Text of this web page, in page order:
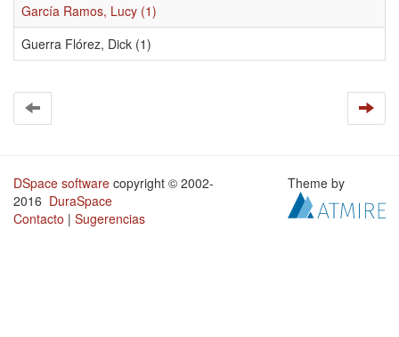
García Ramos, Lucy (1)
Guerra Flórez, Dick (1)
DSpace software copyright © 2002-
2016 DuraSpace
Contacto | Sugerencias
Theme by